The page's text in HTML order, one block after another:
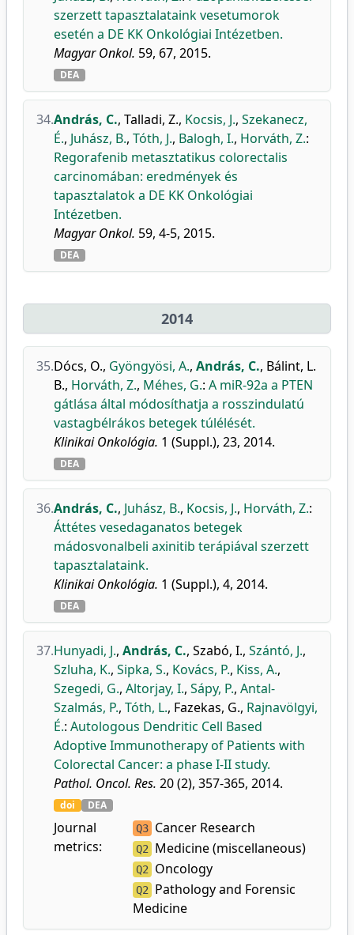
szerzett tapasztalataink vesetumorok
esetén a DE KK Onkológiai Intézetben.
Magyar Onkol. 59, 67, 2015.
DEA
34.András, C., Talladi, Z., Kocsis, J., Szekanecz,
É., Juhász, B., Tóth, J., Balogh, I., Horváth, Z.:
Regorafenib metasztatikus colorectalis
carcinomában: eredmények és
tapasztalatok a DE KK Onkológiai
Intézetben.
Magyar Onkol. 59, 4-5, 2015.
DEA
2014
35.Dócs, O., Gyöngyösi, A., András, C., Bálint, L.
B., Horváth, Z., Méhes, G.: A miR-92a a PTEN
gátlása által módosíthatja a rosszindulatú
vastagbélrákos betegek túlélését.
Klinikai Onkológia. 1 (Suppl.), 23, 2014.
DEA
36.András, C., Juhász, B., Kocsis, J., Horváth, Z.:
Áttétes vesedaganatos betegek
mádosvonalbeli axinitib terápiával szerzett
tapasztalataink.
Klinikai Onkológia. 1 (Suppl.), 4, 2014.
DEA
37.Hunyadi, J., András, C., Szabó, I., Szántó, J.,
Szluha, K., Sipka, S., Kovács, P., Kiss, A.,
Szegedi, G., Altorjay, I., Sápy, P., Antal-
Szalmás, P., Tóth, L., Fazekas, G., Rajnavölgyi,
É.: Autologous Dendritic Cell Based
Adoptive Immunotherapy of Patients with
Colorectal Cancer: a phase I-II study.
Pathol. Oncol. Res. 20 (2), 357-365, 2014.
doi DEA
Journal
metrics:
Q3 Cancer Research
Q2 Medicine (miscellaneous)
Q2 Oncology
Q2 Pathology and Forensic
Medicine